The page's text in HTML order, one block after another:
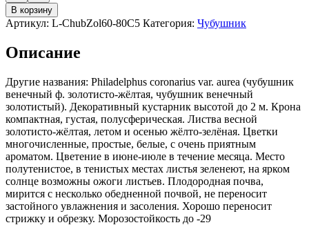
Чубушник
золотистый
В корзину
Артикул: L-ChubZol60-80C5 Категория: Чубушник
Описание
Другие названия: Philadelphus coronarius var. aurea (чубушник
венечный ф. золотисто-жёлтая, чубушник венечный
золотистый). Декоративный кустарник высотой до 2 м. Крона
компактная, густая, полусферическая. Листва весной
золотисто-жёлтая, летом и осенью жёлто-зелёная. Цветки
многочисленные, простые, белые, с очень приятным
ароматом. Цветение в июне-июле в течение месяца. Место
полутенистое, в тенистых местах листья зеленеют, на ярком
солнце возможны ожоги листьев. Плодородная почва,
мирится с несколько обедненной почвой, не переносит
застойного увлажнения и засоления. Хорошо переносит
стрижку и обрезку. Морозостойкость до -29